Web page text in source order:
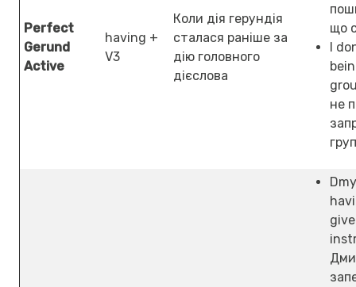
Perfect
Gerund
Active
having +
V3
Коли дія герундія
сталася раніше за
дію головного
дієслова
що
I
не